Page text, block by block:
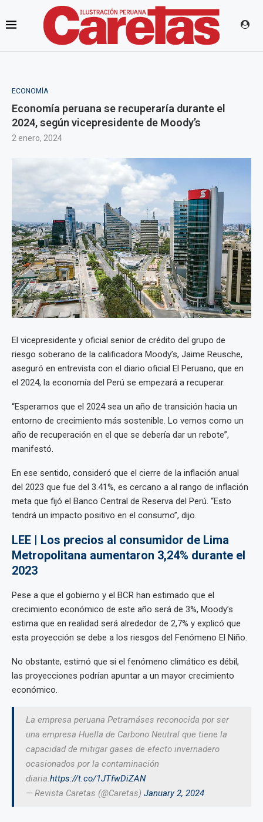
ECONOMÍA
Economía peruana se recuperaría durante el
2024, según vicepresidente de Moody’s
2 enero, 2024
El vicepresidente y oficial senior de crédito del grupo de
riesgo soberano de la calificadora Moody’s, Jaime Reusche,
aseguró en entrevista con el diario oficial El Peruano, que en
el 2024, la economía del Perú se empezará a recuperar.
“Esperamos que el 2024 sea un año de transición hacia un
entorno de crecimiento más sostenible. Lo vemos como un
año de recuperación en el que se debería dar un rebote”,
manifestó.
En ese sentido, consideró que el cierre de la inflación anual
del 2023 que fue del 3.41%, es cercano a al rango de inflación
meta que fijó el Banco Central de Reserva del Perú. “Esto
tendrá un impacto positivo en el consumo”, dijo.
LEE | Los precios al consumidor de Lima
Metropolitana aumentaron 3,24% durante el
2023
Pese a que el gobierno y el BCR han estimado que el
crecimiento económico de este año será de 3%, Moody’s
estima que en realidad será alrededor de 2,7% y explicó que
esta proyección se debe a los riesgos del Fenómeno El Niño.
No obstante, estimó que si el fenómeno climático es débil,
las proyecciones podrían apuntar a un mayor crecimiento
económico.
La empresa peruana Petramáses reconocida por ser
una empresa Huella de Carbono Neutral que tiene la
capacidad de mitigar gases de efecto invernadero
ocasionados por la contaminación
diaria.https://t.co/1JTfwDiZAN
— Revista Caretas (@Caretas) January 2, 2024